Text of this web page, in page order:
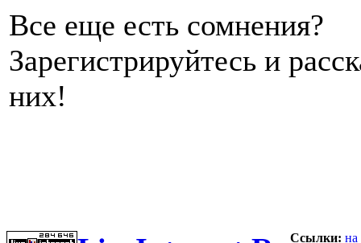
Все еще есть сомнения?
Зарегистрируйтесь и
них!
Ссылки: на